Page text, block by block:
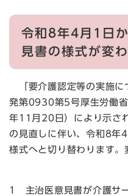
令和8年4月1日
見書の様式が変
「要介護認定等の実施に
発第0930第5号厚生労働
年11月20日）により示さ
の見直しに伴い、令和8年
様式へと切り替わります。
1 主治医意見書が介護サ